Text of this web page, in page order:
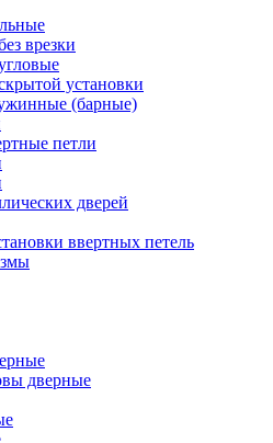
врезки
установки
(барные)
петли
дверей
ввертных петель
дверные